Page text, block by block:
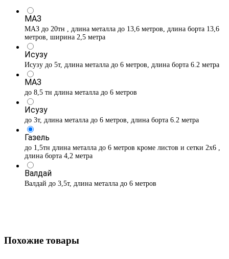
МАЗ
МАЗ до 20тн , длина металла до 13,6 метров, длина борта 13,6
метров, ширина 2,5 метра
Исузу
Исузу до 5т, длина металла до 6 метров, длина борта 6.2 метра
МАЗ
до 8,5 тн длина металла до 6 метров
Исузу
до 3т, длина металла до 6 метров, длина борта 6.2 метра
Газель
до 1,5тн длина металла до 6 метров кроме листов и сетки 2х6 ,
длина борта 4,2 метра
Валдай
Валдай до 3,5т, длина металла до 6 метров
Похожие товары